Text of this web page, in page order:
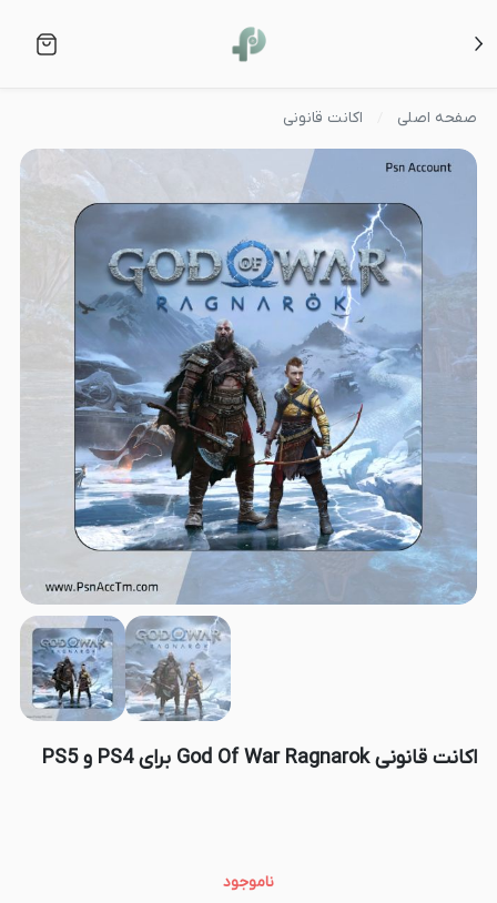
صفحه اصلی اکانت قانونی
اکانت قانونی God Of War Ragnarok برای PS4 و PS5
ناموجود